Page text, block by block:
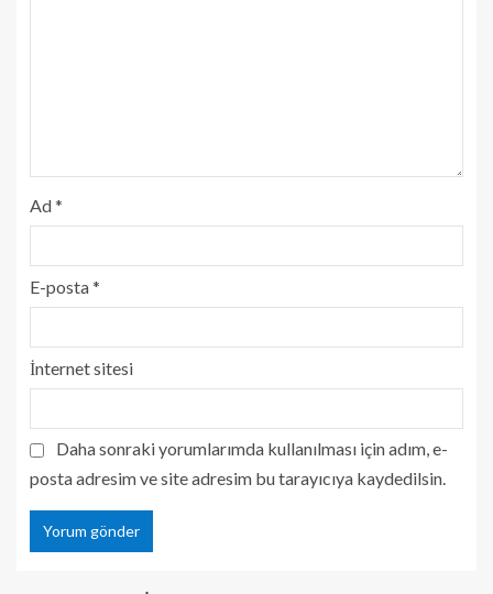
Ad*
E-posta*
İnternet sitesi
Daha sonraki yorumlarımda kullanılması için adım, e-
posta adresim ve site adresim bu tarayıcıya kaydedilsin.